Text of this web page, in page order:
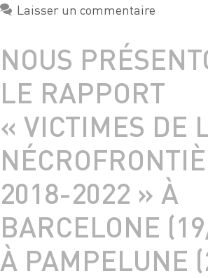
Laisser un commentaire
NOUS
LE RAPPORT
« VICTIMES DE
2018-2022 » À
BARCELONE
À PAMPELUNE